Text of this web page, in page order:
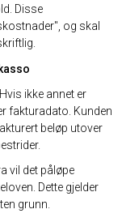
Disse
og skal
ikke annet er
fakturadato. Kunden
beløp utover
vil det påløpe
Dette gjelder
grunn.